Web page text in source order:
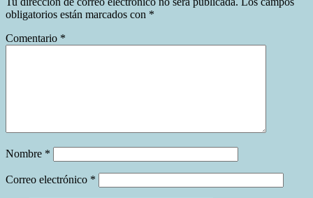
obligatorios están marcados con *
Comentario *
Nombre *
Correo electrónico *